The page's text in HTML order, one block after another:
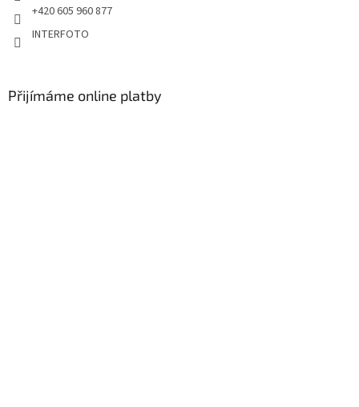
+420 605 960 877
INTERFOTO
Přijímáme online platby